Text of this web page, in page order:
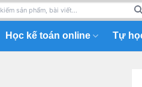
Học kế toán online Tự